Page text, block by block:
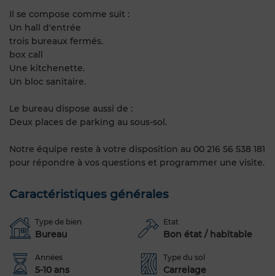
Il se compose comme suit :
Un hall d'entrée
trois bureaux fermés.
box call
Une kitchenette.
Un bloc sanitaire.
Le bureau dispose aussi de :
Deux places de parking au sous-sol.
Notre équipe reste à votre disposition au 00 216 56 538 181
pour répondre à vos questions et programmer une visite.
Caractéristiques générales
Type de bien
Bureau
Etat
Bon état / habitable
Années
5-10 ans
Type du sol
Carrelage